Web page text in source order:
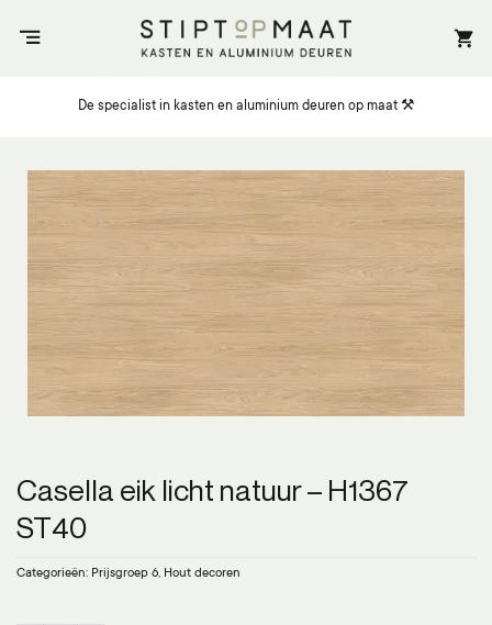
naar
De specialist in kasten en aluminium deuren op maat ⚒️
Casella eik licht natuur – H1367
ST40
Categorieën: Prijsgroep 6, Hout decoren